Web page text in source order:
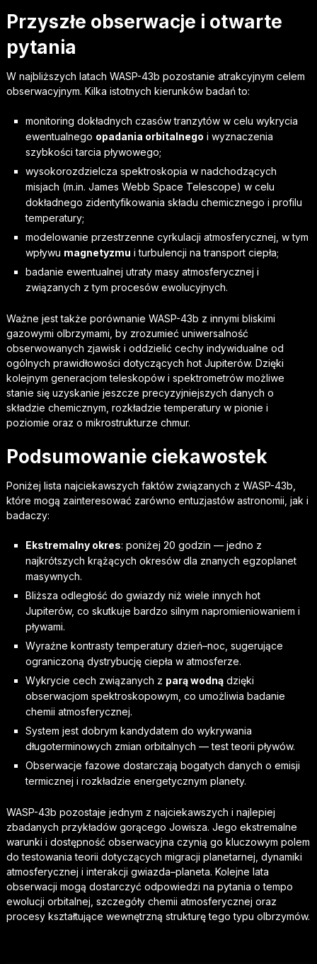
Przyszłe obserwacje i otwarte
pytania
W najbliższych latach WASP-43b pozostanie atrakcyjnym celem
obserwacyjnym. Kilka istotnych kierunków badań to:
monitoring dokładnych czasów tranzytów w celu wykrycia
ewentualnego opadania orbitalnego i wyznaczenia
szybkości tarcia pływowego;
wysokorozdzielcza spektroskopia w nadchodzących
misjach (m.in. James Webb Space Telescope) w celu
dokładnego zidentyfikowania składu chemicznego i profilu
temperatury;
modelowanie przestrzenne cyrkulacji atmosferycznej, w tym
wpływu magnetyzmu i turbulencji na transport ciepła;
badanie ewentualnej utraty masy atmosferycznej i
związanych z tym procesów ewolucyjnych.
Ważne jest także porównanie WASP-43b z innymi bliskimi
gazowymi olbrzymami, by zrozumieć uniwersalność
obserwowanych zjawisk i oddzielić cechy indywidualne od
ogólnych prawidłowości dotyczących hot Jupiterów. Dzięki
kolejnym generacjom teleskopów i spektrometrów możliwe
stanie się uzyskanie jeszcze precyzyjniejszych danych o
składzie chemicznym, rozkładzie temperatury w pionie i
poziomie oraz o mikrostrukturze chmur.
Podsumowanie ciekawostek
Poniżej lista najciekawszych faktów związanych z WASP-43b,
które mogą zainteresować zarówno entuzjastów astronomii, jak i
badaczy:
Ekstremalny okres: poniżej 20 godzin — jedno z
najkrótszych krążących okresów dla znanych egzoplanet
masywnych.
Bliższa odległość do gwiazdy niż wiele innych hot
Jupiterów, co skutkuje bardzo silnym napromieniowaniem i
pływami.
Wyraźne kontrasty temperatury dzień–noc, sugerujące
ograniczoną dystrybucję ciepła w atmosferze.
Wykrycie cech związanych z parą wodnądzięki
obserwacjom spektroskopowym, co umożliwia badanie
chemii atmosferycznej.
System jest dobrym kandydatem do wykrywania
długoterminowych zmian orbitalnych — test teorii pływów.
Obserwacje fazowe dostarczają bogatych danych o emisji
termicznej i rozkładzie energetycznym planety.
WASP-43b pozostaje jednym z najciekawszych i najlepiej
zbadanych przykładów gorącego Jowisza. Jego ekstremalne
warunki i dostępność obserwacyjna czynią go kluczowym polem
do testowania teorii dotyczących migracji planetarnej, dynamiki
atmosferycznej i interakcji gwiazda–planeta. Kolejne lata
obserwacji mogą dostarczyć odpowiedzi na pytania o tempo
ewolucji orbitalnej, szczegóły chemii atmosferycznej oraz
procesy kształtujące wewnętrzną strukturę tego typu olbrzymów.